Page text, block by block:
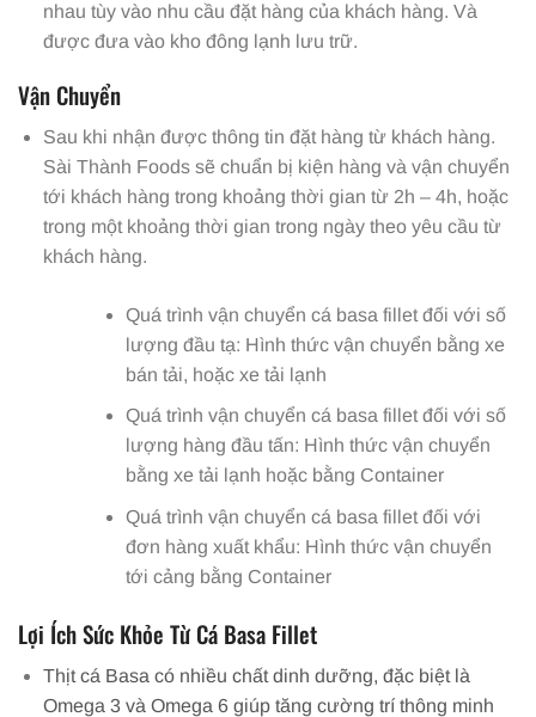
nhau tùy vào nhu cầu đặt hàng của khách hàng. Và
được đưa vào kho đông lạnh lưu trữ.
Vận Chuyển
Sau khi nhận được thông tin đặt hàng từ khách hàng.
Sài Thành Foods sẽ chuẩn bị kiện hàng và vận chuyển
tới khách hàng trong khoảng thời gian từ 2h – 4h, hoặc
trong một khoảng thời gian trong ngày theo yêu cầu từ
khách hàng.
Quá trình vận chuyển cá basa fillet đối với số
lượng đầu tạ: Hình thức vận chuyển bằng xe
bán tải, hoặc xe tải lạnh
Quá trình vận chuyển cá basa fillet đối với số
lượng hàng đầu tấn: Hình thức vận chuyển
bằng xe tải lạnh hoặc bằng Container
Quá trình vận chuyển cá basa fillet đối với
đơn hàng xuất khẩu: Hình thức vận chuyển
tới cảng bằng Container
Lợi Ích Sức Khỏe Từ Cá Basa Fillet
Thịt cá Basa có nhiều chất dinh dưỡng, đặc biệt là
Omega 3 và Omega 6 giúp tăng cường trí thông minh